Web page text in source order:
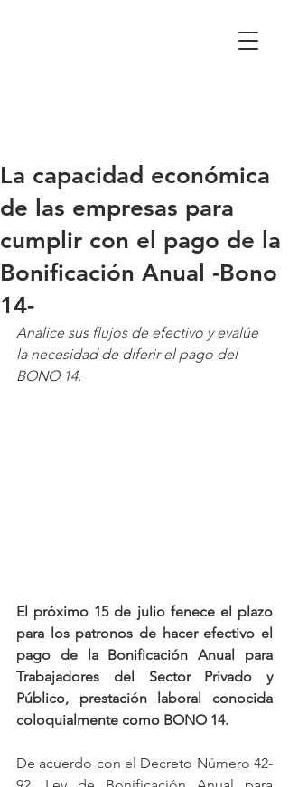
La capacidad económica
de las empresas para
cumplir con el pago de la
Bonificación Anual -Bono
14-
Analice sus flujos de efectivo y evalúe
la necesidad de diferir el pago del
BONO 14.
El próximo 15 de julio fenece el plazo
para los patronos de hacer efectivo el
pago de la Bonificación Anual para
Trabajadores del Sector Privado y
Público, prestación laboral conocida
coloquialmente como BONO 14.
De acuerdo con el Decreto Número 42-